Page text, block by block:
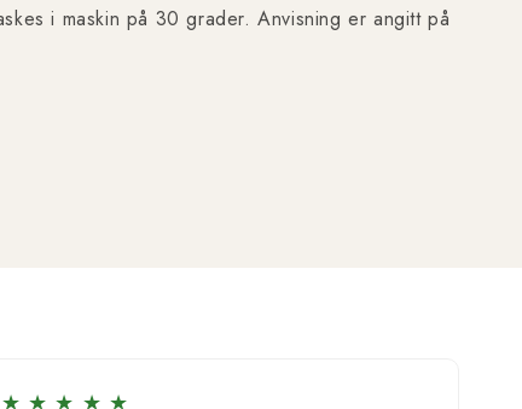
i maskin på 30 grader. Anvisning er angitt på
★ ★ ★ ★ ★